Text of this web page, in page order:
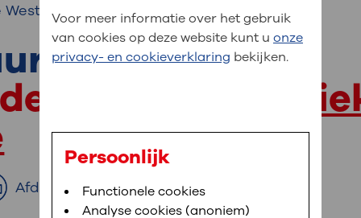
navigatie
bent u naar op
,MijnOLVG,Digitalisering
medische gegevens
In MijnOLVG kunt u uw medische
het u uitkomt. OLVG breidt MijnOLVG
door
Afdrukken
Voor meer informatie over het gebruik
van cookies op deze website kunt u onze
privacy- en cookieverklaring bekijken.
Persoonlijk
Functionele cookies
Analyse cookies (anoniem)